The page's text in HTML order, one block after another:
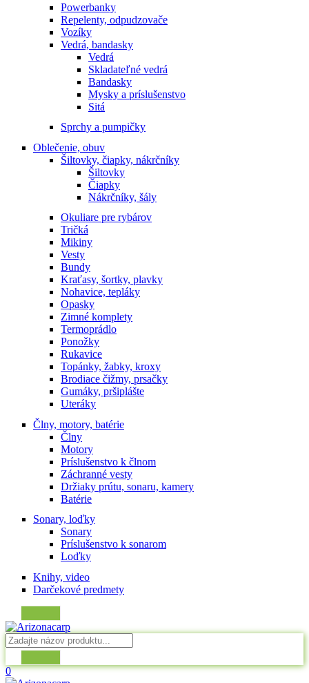
Powerbanky
Repelenty, odpudzovače
Vozíky
Vedrá, bandasky
Vedrá
Skladateľné vedrá
Bandasky
Mysky a príslušenstvo
Sitá
Sprchy a pumpičky
Oblečenie, obuv
Šiltovky, čiapky, nákrčníky
Šiltovky
Čiapky
Nákrčníky, šály
Okuliare pre rybárov
Tričká
Mikiny
Vesty
Bundy
Kraťasy, šortky, plavky
Nohavice, tepláky
Opasky
Zimné komplety
Termoprádlo
Ponožky
Rukavice
Topánky, žabky, kroxy
Brodiace čižmy, prsačky
Gumáky, pršiplášte
Uteráky
Člny, motory, batérie
Člny
Motory
Príslušenstvo k člnom
Záchranné vesty
Držiaky prútu, sonaru, kamery
Batérie
Sonary, loďky
Sonary
Príslušenstvo k sonarom
Loďky
Knihy, video
Darčekové predmety
0